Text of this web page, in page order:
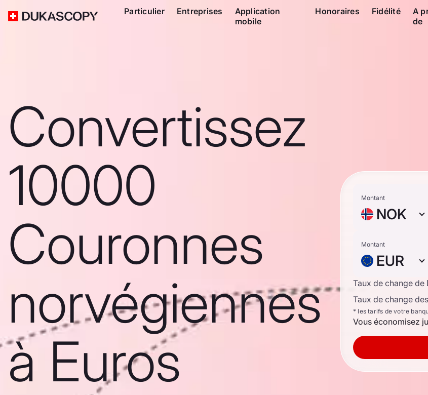
Particulier Entreprises
Application
mobile
Honoraires Fidélité
A
de
Convertissez
10000
Couronnes
norvégiennes
à Euros
Montant
NOK
Montant
EUR
Taux de change
Taux de change
* les tarifs de votre
Vous économisez